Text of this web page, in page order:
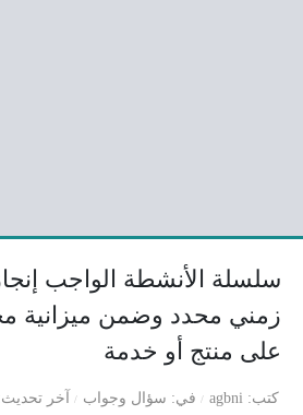
سلسلة الأنشطة الواجب
زمني محدد وضمن ميزانية
على منتج أو خدمة
كتب agbni في سؤال وجواب آخر تحديث